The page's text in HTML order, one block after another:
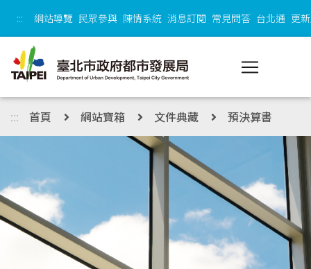
::: 網站導覽 民眾參與 陳情系統 消息訂閱 常見問答 台北通 更
::: 首頁 網站寶箱 文件典藏 預決算書